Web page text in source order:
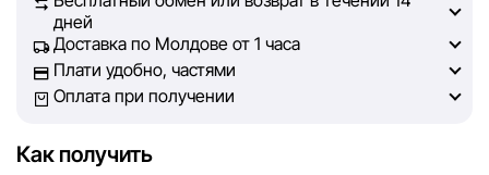
на сайте, была максимально полной, объективной и
актуальной. Наша цель — обеспечить вас достоверной
информацией, чтобы вы смогли принять лучшее
решение о покупке.
не может гарантировать абсолютную точность всех
дней
Доставка по Молдове от 1 часа
Плати удобно, частями
Оплата при получении
Как получить